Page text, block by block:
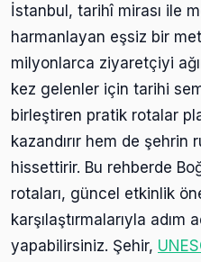
İstanbul, tarihî mirası ile
harmanlayan eşsiz bir
milyonlarca ziyaretçiyi
kez gelenler için tarihi
birleştiren pratik rotalar
kazandırır hem de şehrin
hissettirir. Bu rehberde
rotaları, güncel etkinlik
karşılaştırmalarıyla adım
yapabilirsiniz. Şehir,